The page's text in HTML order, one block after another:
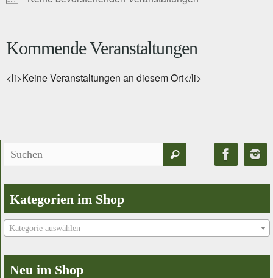
Kommende Veranstaltungen
<li>Keine Veranstaltungen an diesem Ort</li>
Suchen
Kategorien im Shop
Kategorie auswählen
Neu im Shop